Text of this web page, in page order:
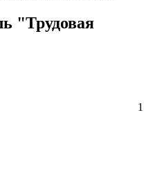
"Трудовая
1